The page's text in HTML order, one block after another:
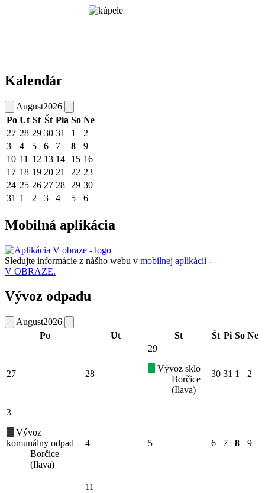
Kalendár
August2026
Po Ut St Št Pia So Ne
27 28 29 30 31 1
2
3
4 5 6 7 8
9
10 11 12 13 14 15 16
17 18 19 20 21 22 23
24 25 26 27 28 29 30
31 1 2 3 4 5 6
Mobilná aplikácia
Sledujte informácie z nášho webu v mobilnej aplikácii -
V OBRAZE.
Vývoz odpadu
August2026
Po
Ut St Št Pi So Ne
27 28
29
Vývoz sklo
Borčice
(Ilava)
30 31 1 2
3
Vývoz
komunálny odpad
Borčice
(Ilava)
4 5 6 7 8 9
11